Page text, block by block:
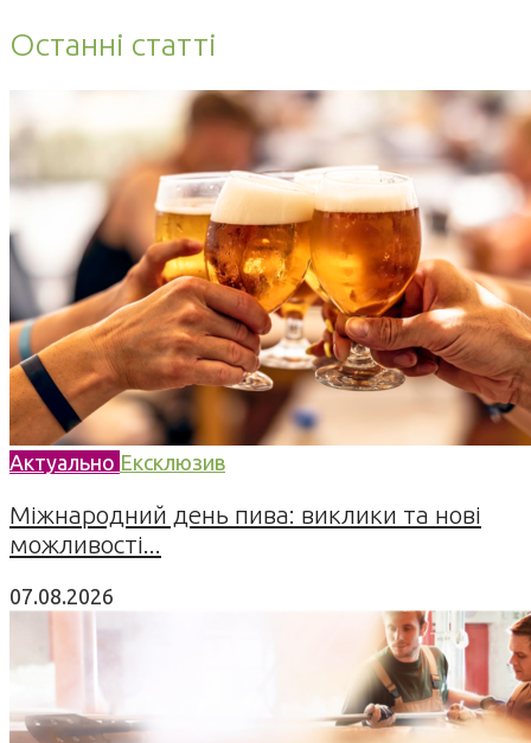
Останні статті
Актуально Ексклюзив
Міжнародний день пива: виклики та нові
можливості...
07.08.2026